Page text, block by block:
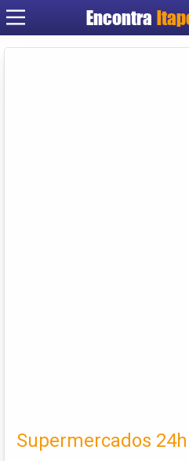
Encontra
Supermercados